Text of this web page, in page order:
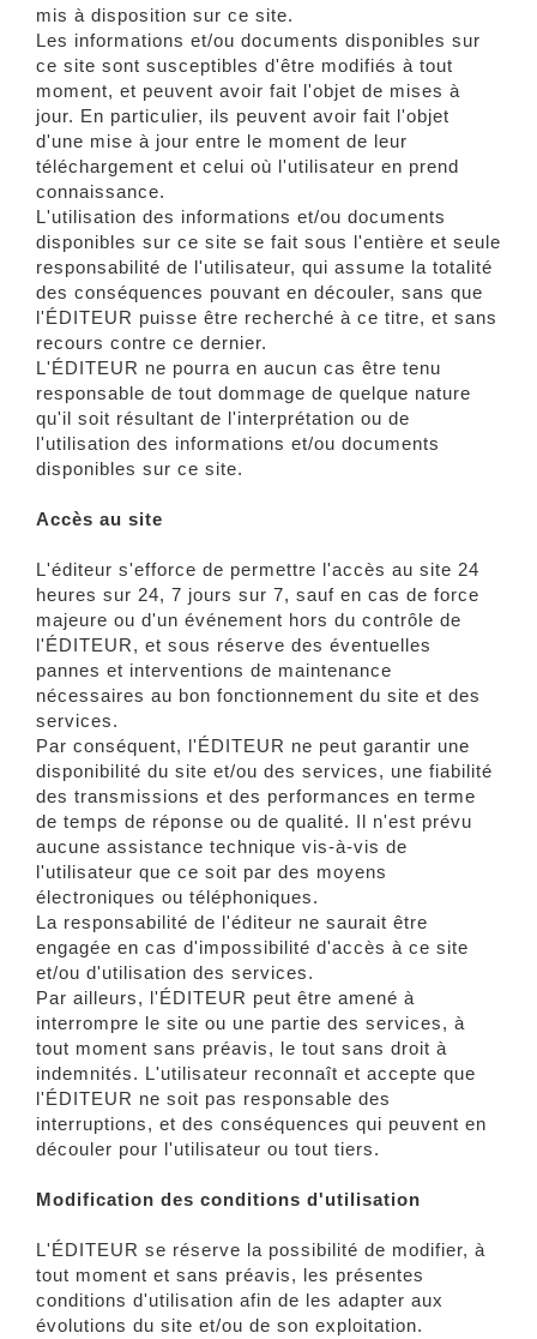
mis à disposition sur ce site.
Les informations et/ou documents disponibles sur
ce site sont susceptibles d'être modifiés à tout
moment, et peuvent avoir fait l'objet de mises à
jour. En particulier, ils peuvent avoir fait l'objet
d'une mise à jour entre le moment de leur
téléchargement et celui où l'utilisateur en prend
connaissance.
L'utilisation des informations et/ou documents
disponibles sur ce site se fait sous l'entière et seule
responsabilité de l'utilisateur, qui assume la totalité
des conséquences pouvant en découler, sans que
l'ÉDITEUR puisse être recherché à ce titre, et sans
recours contre ce dernier.
L'ÉDITEUR ne pourra en aucun cas être tenu
responsable de tout dommage de quelque nature
qu'il soit résultant de l'interprétation ou de
l'utilisation des informations et/ou documents
disponibles sur ce site.
Accès au site
L'éditeur s'efforce de permettre l'accès au site 24
heures sur 24, 7 jours sur 7, sauf en cas de force
majeure ou d'un événement hors du contrôle de
l'ÉDITEUR, et sous réserve des éventuelles
pannes et interventions de maintenance
nécessaires au bon fonctionnement du site et des
services.
Par conséquent, l'ÉDITEUR ne peut garantir une
disponibilité du site et/ou des services, une fiabilité
des transmissions et des performances en terme
de temps de réponse ou de qualité. Il n'est prévu
aucune assistance technique vis-à-vis de
l'utilisateur que ce soit par des moyens
électroniques ou téléphoniques.
La responsabilité de l'éditeur ne saurait être
engagée en cas d'impossibilité d'accès à ce site
et/ou d'utilisation des services.
Par ailleurs, l'ÉDITEUR peut être amené à
interrompre le site ou une partie des services, à
tout moment sans préavis, le tout sans droit à
indemnités. L'utilisateur reconnaît et accepte que
l'ÉDITEUR ne soit pas responsable des
interruptions, et des conséquences qui peuvent en
découler pour l'utilisateur ou tout tiers.
Modification des conditions d'utilisation
L'ÉDITEUR se réserve la possibilité de modifier, à
tout moment et sans préavis, les présentes
conditions d'utilisation afin de les adapter aux
évolutions du site et/ou de son exploitation.